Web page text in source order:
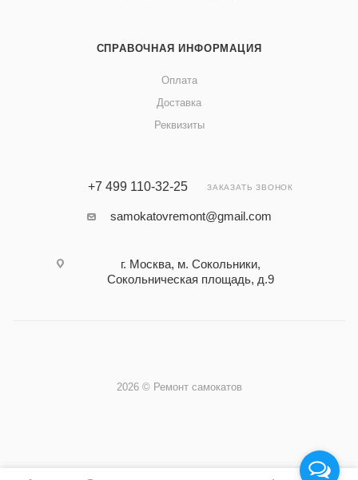
СПРАВОЧНАЯ ИНФОРМАЦИЯ
Оплата
Доставка
Реквизиты
+7 499 110-32-25 ЗАКАЗАТЬ ЗВОНОК
samokatovremont@gmail.com
г. Москва, м. Сокольники,
Сокольническая площадь, д.9
2026 © Ремонт самокатов